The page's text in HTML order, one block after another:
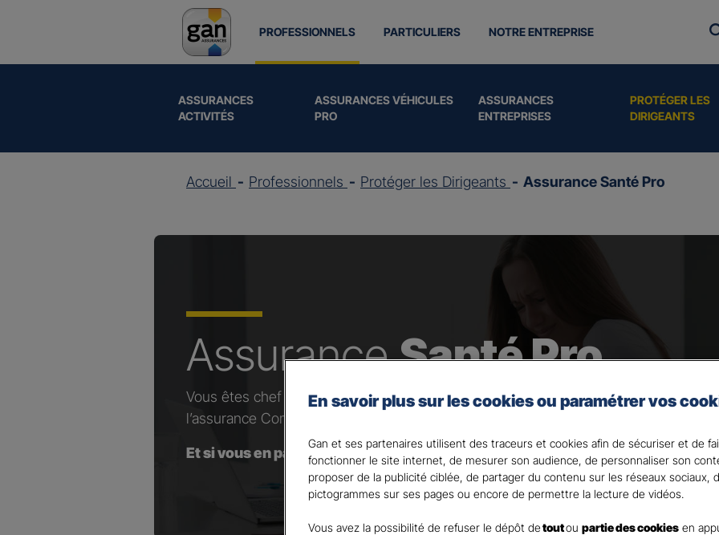
PROFESSIONNELS
ASSURANCES
ACTIVITÉS
ASSURANCES VÉHICULES
PRO
ASSURANCES
ENTREPRISES
PROTÉGER LES
DIRIGEANTS
PARTICULIERS NOTRE ENTREPRISE
Accueil Professionnels Protéger les Dirigeants Assurance Santé Pro
AssuranceSanté Pro
Vous êtes chef d’entreprise, artisan, commerçant, agriculteur ou vous exercez
l’assurance Complémentaire Santé Gan, nous faisons de votre santé un actif
Et si vous en parliez avec votre Agent général ?
En savoir plus sur les cookies ou paramétrer vos
Gan et ses partenaires utilisent des traceurs et cookies afin de sécuriser et de
fonctionner le site internet, de mesurer son audience, de personnaliser son
proposer de la publicité ciblée, de partager du contenu sur les réseaux sociaux,
pictogrammes sur ses pages ou encore de permettre la lecture de vidéos.
Vous avez la possibilité de refuser le dépôt detoutou partie des cookies en